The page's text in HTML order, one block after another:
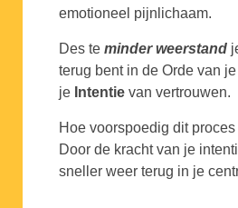
emotioneel pijnlichaam.
Des te minder weerstand
terug bent in de Orde van
je Intentie van vertrouwen.
Hoe voorspoedig dit
Door de kracht van je
sneller weer terug in je